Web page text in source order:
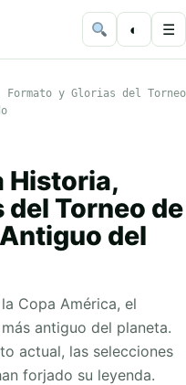
◐ ☰
y Glorias del Torneo
Historia,
Torneo de
del
Copa América, el
antiguo del planeta.
actual, las selecciones
forjado su leyenda.